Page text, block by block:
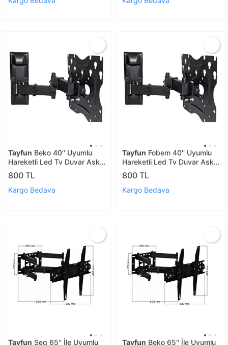
Tayfun Beko 40'' Uyumlu
Hareketli Led Tv Duvar Askı
Aparatı
800 TL
Kargo Bedava
Tayfun Fobem 40'' Uyumlu
Hareketli Led Tv Duvar Askı
Aparatı
800 TL
Kargo Bedava
Tayfun Seg 65'' İle Uyumlu
Tayfun Beko 65'' İle Uyumlu